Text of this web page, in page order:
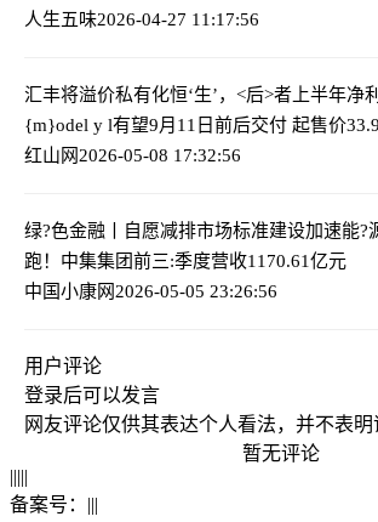
人生五味2026-04-27 11:17:56
汇丰将溢价私有化恒‘生’，<后>者上半年净
{m}odel y l有望9月11日前后交付 起售价
红山网2026-05-08 17:32:56
绿?色金融丨自愿减排市场标准建设加速能?
跑！中集集团前三:季度营收1170.61亿元
中国小康网2026-05-05 23:26:56
用户评论
登录后可以发言
网友评论仅供其表达个人看法，并不表
暂无评论
|||||
备案号： |||